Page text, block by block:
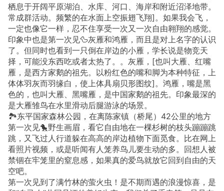
栖息于开阔平原湖泊、水库、河口、海岸和附近沼泽地带。
常成群活动。频繁的在水面上空振翅飞翔]。如果我会飞，
一定也像它一样，忍不住享受一次又一次自由翱翔的感觉。
印象中也是第一次见🦆灰雁和鸿雁，而且是对上名字的认识
了。但同时也看到一只倒在岸边的小雁，学长说是物竞天
择，可能没东西吃或者太热了。。灰雁，[也叫大雁、红嘴
雁，是西方家鹅的祖先。以粉红色的嘴和脚为本种特征，上
体体羽灰而羽缘白，使上体具扇贝形图纹]。鸿雁，嘴是黑
色的，也叫大雁、黑嘴雁，是中国家鹅的祖先。印象最深的
是大雁雏鸟在水里滑动后腿游泳的场景。
🏞️东平国家森林公园，在离陈家镇（桥尾）42公里的地方
第一次见🐤野生画眉，看它自由地在一棵杉树的枝头蹦蹦跳
跳，又飞过人行道躲在高高的岸边植物下面觅食。比在网上
看照片视频，或是听闻有人笼养鸟儿要生动的多。回想人被
禁锢在牢笼里的窒息感，如果真的爱鸟就放它回到自由的天
空吧。
第一次见到了满竹林的萤火虫！是不期而遇的浪漫惊喜，是